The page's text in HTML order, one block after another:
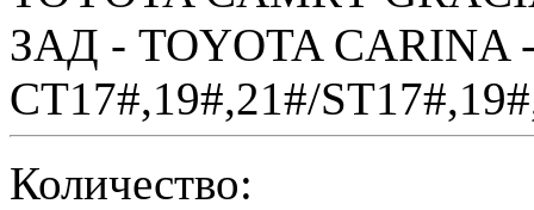
ЗАД - TOYOTA CARINA
CT17#,19#,21#/
Количество: